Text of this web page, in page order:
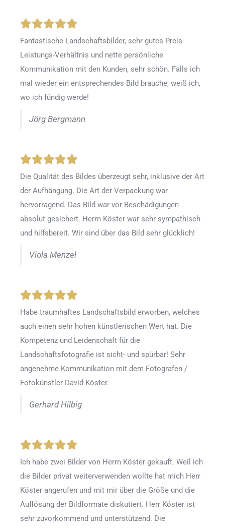
Fantastische Landschaftsbilder, sehr gutes Preis-
Leistungs-Verhältnis und nette persönliche
Kommunikation mit den Kunden, sehr schön. Falls ich
mal wieder ein entsprechendes Bild brauche, weiß ich,
wo ich fündig werde!
Jörg Bergmann
Die Qualität des Bildes überzeugt sehr, inklusive der Art
der Aufhängung. Die Art der Verpackung war
hervorragend. Das Bild war vor Beschädigungen
absolut gesichert. Herrn Köster war sehr sympathisch
und hilfsbereit. Wir sind über das Bild sehr glücklich!
Viola Menzel
Habe traumhaftes Landschaftsbild erworben, welches
auch einen sehr hohen künstlerischen Wert hat. Die
Kompetenz und Leidenschaft für die
Landschaftsfotografie ist sicht- und spürbar! Sehr
angenehme Kommunikation mit dem Fotografen /
Fotokünstler David Köster.
Gerhard Hilbig
Ich habe zwei Bilder von Herrn Köster gekauft. Weil ich
die Bilder privat weiterverwenden wollte hat mich Herr
Köster angerufen und mit mir über die Größe und die
Auflösung der Bildformate diskutiert. Herr Köster ist
sehr zuvorkommend und unterstützend. Die